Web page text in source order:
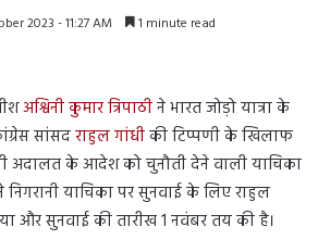
2023 - 11:27 AM 1 minute read
अश्विनी कुमार त्रिपाठीने भारत जोड़ो यात्रा के
सांसदराहुल गांधीकी टिप्पणी के खिलाफ
अदालत के आदेश को चुनौती देने वाली याचिका
निगरानी याचिका पर सुनवाई के लिए राहुल
और सुनवाई की तारीख 1 नवंबर तय की है।